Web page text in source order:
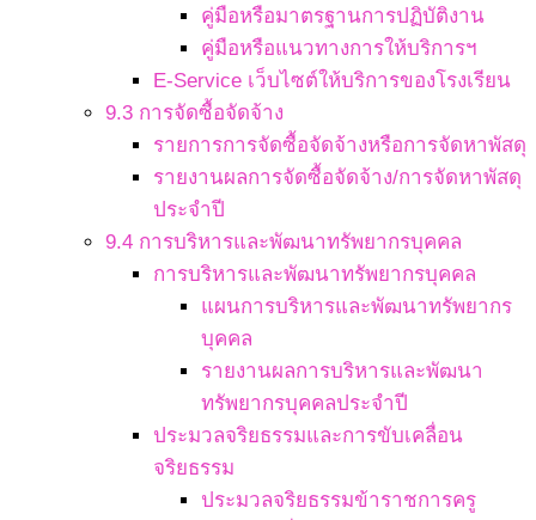
คู่มือหรือมาตรฐานการปฏิบัติงาน
คู่มือหรือแนวทางการให้บริการฯ
E-Service เว็บไซต์ให้บริการของโรงเรียน
9.3 การจัดซื้อจัดจ้าง
รายการการจัดซื้อจัดจ้างหรือการจัดหาพัสดุ
รายงานผลการจัดซื้อจัดจ้าง/การจัดหาพัสดุ
ประจำปี
9.4 การบริหารและพัฒนาทรัพยากรบุคคล
การบริหารและพัฒนาทรัพยากรบุคคล
แผนการบริหารและพัฒนาทรัพยากร
บุคคล
รายงานผลการบริหารและพัฒนา
ทรัพยากรบุคคลประจำปี
ประมวลจริยธรรมและการขับเคลื่อน
จริยธรรม
ประมวลจริยธรรมข้าราชการครู